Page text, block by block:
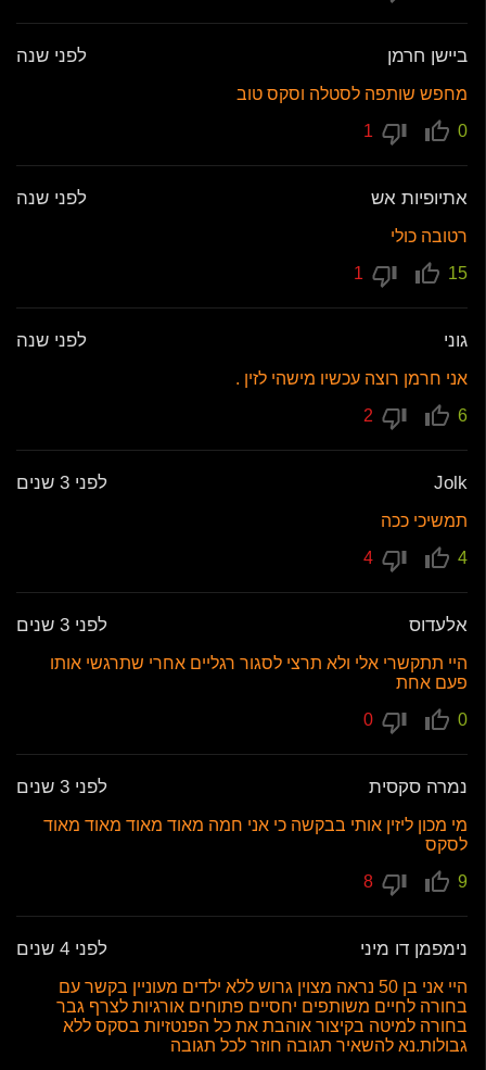
ביישן חרמן לפני שנה
מחפש שותפה לסטלה וסקס טוב
0
אתיופיות אש לפני שנה
רטובה כולי
15
גוני לפני שנה
אני חרמן רוצה עכשיו מישהי לזין .
6
Jolk לפני 3 שנים
תמשיכי ככה
4
אלעדוס לפני 3 שנים
היי תתקשרי אלי ולא תרצי לסגור רגליים אחרי שתרגשי אותו
פעם אחת
0
נמרה סקסית לפני 3 שנים
מי מכון ליזין אותי בבקשה כי אני חמה מאוד מאוד מאוד מאוד
לסקס
9
נימפמן דו מיני לפני 4 שנים
היי אני בן 50 נראה מצוין גרוש ללא ילדים מעוניין בקשר עם
בחורה לחיים משותפים יחסיים פתוחים אורגיות לצרף גבר
בחורה למיטה בקיצור אוהבת את כל הפנטזיות בסקס ללא
גבולות.נא להשאיר תגובה חוזר לכל תגובה